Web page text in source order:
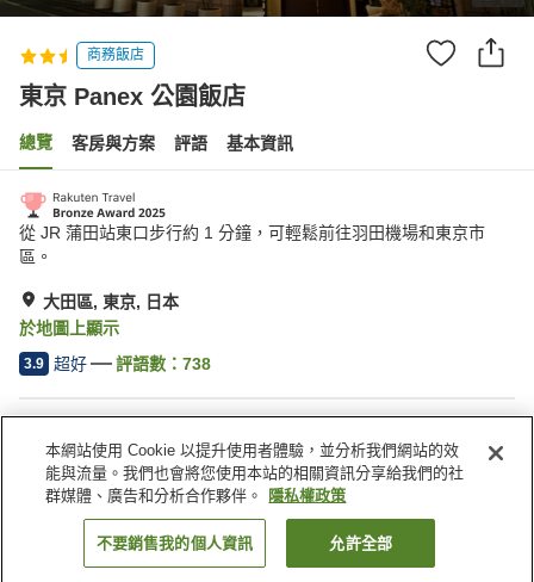
商務飯店
東京 Panex 公園飯店
總覽 客房與方案 評語 基本資訊
從 JR 蒲田站東口步行約 1 分鐘，可輕鬆前往羽田機場和東京市
區。
大田區, 東京, 日本
於地圖上顯示
3.9 超好 評語數： 738
Spa／美容沙龍
自動販賣機
付費洗衣房
宅配服務
日本 東京 大田區 東京 Panex 公園飯店
找客房
本網站使用 Cookie 以提升使用者體驗，並分析我們網站的效
能與流量。我們也會將您使用本站的相關資訊分享給我們的社
群媒體、廣告和分析合作夥伴。
隱私權政策
不要銷售我的個人資訊 允許全部